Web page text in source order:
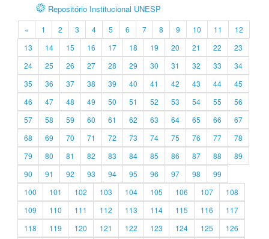
Repositório Institucional UNESP
« 1 2 3 4 5 6 7 8 9 10 11
12
13
14 15 16 17 18 19 20 21 22
23
24
25 26 27 28 29 30 31 32 33
34
35
36 37 38 39 40 41 42 43 44
45
46
47 48 49 50 51 52 53 54 55
56
57
58 59 60 61 62 63 64 65 66
67
68
69 70 71 72 73 74 75 76 77
78
79
80 81 82 83 84 85 86 87 88
89
90
91 92 93 94 95 96 97 98
99
100
101 102 103 104 105 106 107
108
109
110 111 112 113 114 115 116
117
118
119 120 121 122 123 124 125
126